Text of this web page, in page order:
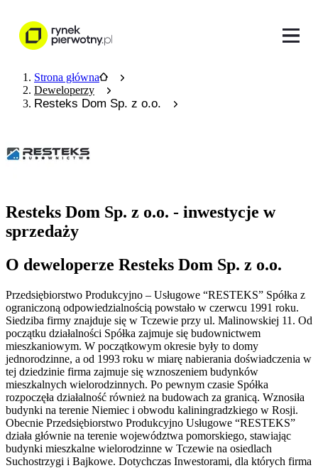
Strona główna
Deweloperzy
Resteks Dom Sp. z o.o.
Resteks Dom Sp. z o.o. - inwestycje w
sprzedaży
O deweloperze Resteks Dom Sp. z o.o.
Przedsiębiorstwo Produkcyjno – Usługowe “RESTEKS” Spółka z
ograniczoną odpowiedzialnością powstało w czerwcu 1991 roku.
Siedziba firmy znajduje się w Tczewie przy ul. Malinowskiej 11. Od
początku działalności Spółka zajmuje się budownictwem
mieszkaniowym. W początkowym okresie były to domy
jednorodzinne, a od 1993 roku w miarę nabierania doświadczenia w
tej dziedzinie firma zajmuje się wznoszeniem budynków
mieszkalnych wielorodzinnych. Po pewnym czasie Spółka
rozpoczęła działalność również na budowach za granicą. Wznosiła
budynki na terenie Niemiec i obwodu kaliningradzkiego w Rosji.
Obecnie Przedsiębiorstwo Produkcyjno Usługowe “RESTEKS”
działa głównie na terenie województwa pomorskiego, stawiając
budynki mieszkalne wielorodzinne w Tczewie na osiedlach
Suchostrzygi i Bajkowe. Dotychczas Inwestorami, dla których firma